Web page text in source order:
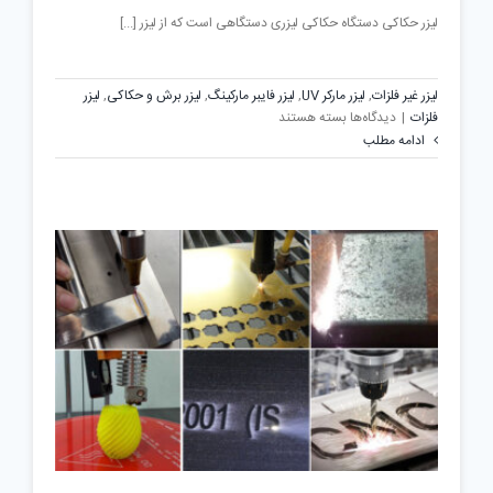
لیزر حکاکی دستگاه حکاکی لیزری دستگاهی است که از لیزر [...]
لیزر غیر فلزات, لیزر مارکر UV , لیزر فایبر مارکینگ, لیزر برش و حکاکی, لیزر
فلزات | دیدگاه‌ها برای
زمانی
چه
مواردی
دستگاه
لیزر
حکاکی
بخریم؟
بسته هستند
ادامه مطلب